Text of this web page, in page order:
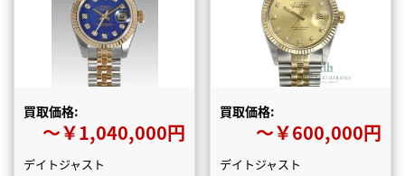
買取価格:
〜￥1,040,000円
デイトジャスト
買取価格:
〜￥600,000円
デイトジャスト